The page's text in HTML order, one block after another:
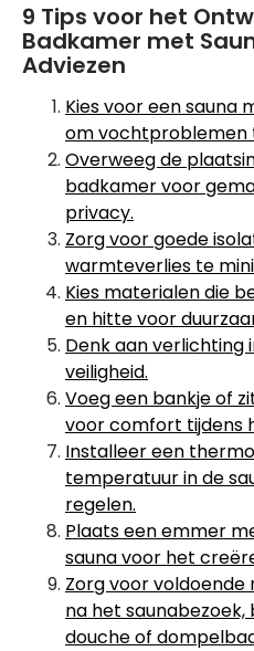
9 Tips voor het
Badkamer met
Adviezen
Kies voor een sauna
om vochtproblemen
Overweeg de
badkamer voor
privacy.
Zorg voor goede
warmteverlies te
Kies materialen die
en hitte voor
Denk aan verlichting
veiligheid.
Voeg een bankje of
voor comfort tijdens
Installeer een
temperatuur in de
regelen.
Plaats een emmer
sauna voor het
Zorg voor
na het
douche of